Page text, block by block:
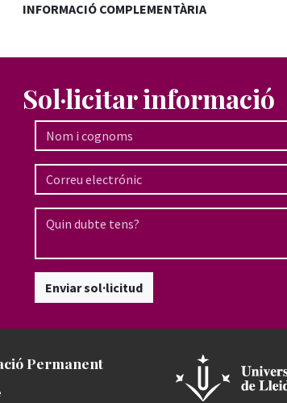
INFORMACIÓ COMPLEMENTÀRIA
Sol·licitar informació
Enviar sol·licitud
Permanent